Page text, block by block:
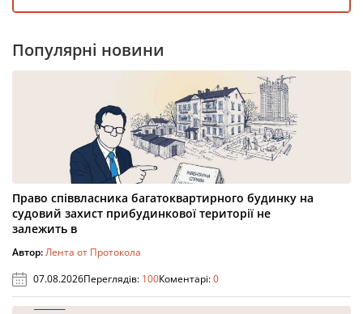
Популярні новини
Право співвласника багатоквартирного будинку на
судовий захист прибудинкової території не
залежить в
Автор:Лента от Протокола
07.08.2026Переглядів: 100Коментарі:0